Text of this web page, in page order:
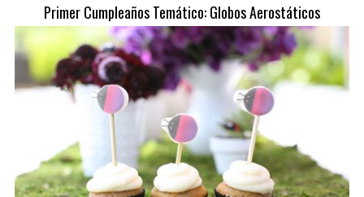
Primer Cumpleaños Temático: Globos Aerostáticos